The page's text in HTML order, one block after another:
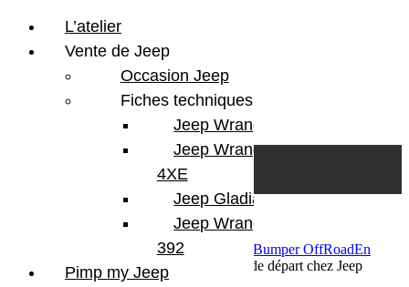
Par Martial BumperOffroad Bumper OffRoadEn
Commentaires fermés
sur Cocktail de départ chez Jeep
L’atelier
Vente de Jeep
Occasion Jeep
Fiches techniques
Jeep Wrangler JL
Jeep Wrangler
4XE
Jeep Gladiator
Jeep Wrangler V8
392
Pimp my Jeep